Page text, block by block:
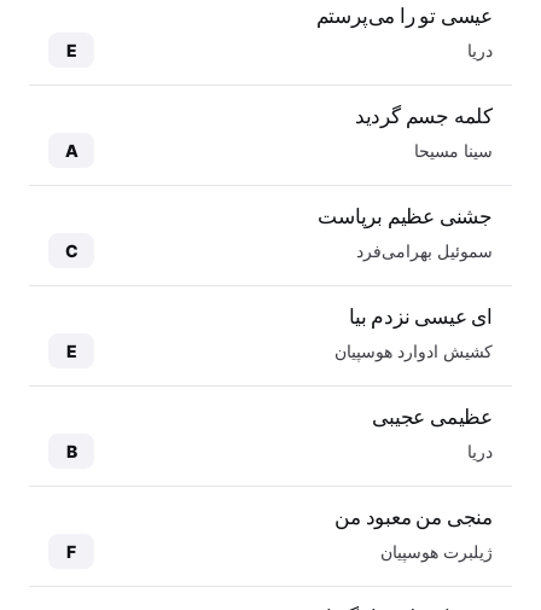
عیسی تو را می‌پرستم
دریا E
کلمه جسم گردید
سینا مسیحا A
جشنی عظیم برپاست
سموئیل بهرامی‌فرد C
ای عیسی نزدم بیا
کشیش ادوارد هوسپیان E
عظیمی عجیبی
دریا B
منجی من معبود من
ژیلبرت هوسپیان F